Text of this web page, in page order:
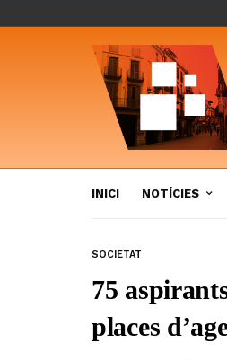
INICI NOTÍCIES
SOCIETAT
75
places